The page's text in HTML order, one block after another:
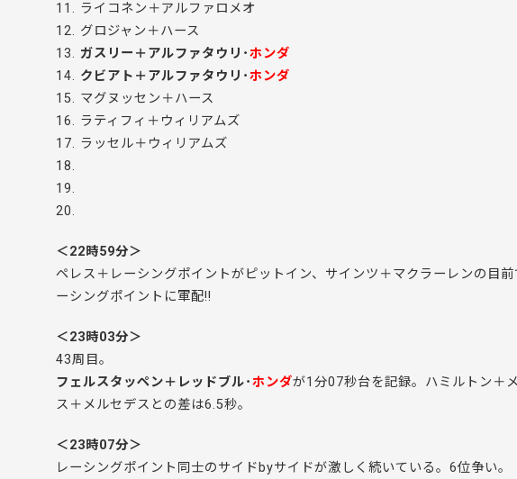
11. ライコネン＋アルファロメオ
12. グロジャン＋ハース
13. ガスリー＋アルファタウリ･ホンダ
14. クビアト＋アルファタウリ･ホンダ
15. マグヌッセン＋ハース
16. ラティフィ＋ウィリアムズ
17. ラッセル＋ウィリアムズ
18.
19.
20.
＜22時59分＞
ペレス＋レーシングポイントがピットイン、サインツ＋マクラーレンの目
ーシングポイントに軍配!!
＜23時03分＞
43周目。
フェルスタッペン＋レッドブル･ホンダが1分07秒台を記録。ハミルトン＋
ス＋メルセデスとの差は6.5秒。
＜23時07分＞
レーシングポイント同士のサイドbyサイドが激しく続いている。6位争い。